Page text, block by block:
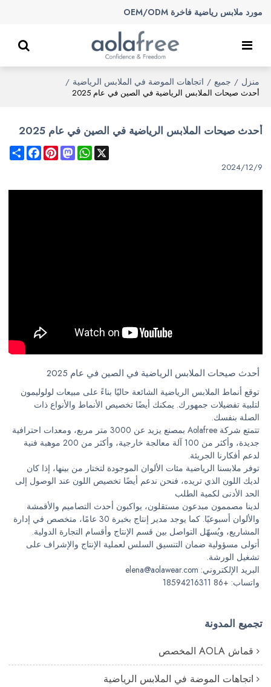
مورد ملابس رياضية فاخرة OEM/ODM
منزل / جميع / اتجاهات الموضة في الملابس الرياضية /
أحدث صيحات الملابس الرياضية في الصين في عام 2025
أحدث صيحات الملابس الرياضية في الصين في عام 2025
Share
FacebookPinterestMastodon
WhatsApp
X
2024/12/9
أحدث صيحات الملابس الرياضية في الصين في عام 2025
توقع أنماط الملابس الرياضية الشائعة حاليًا بناءً على مبيعات لولوليمون
لتلبية تفضيلات جمهورك. يمكنك أيضًا تخصيص الأنماط والأنواع ذات
الصلة بنفسك.
تتمتع شركة Aolafree بمصنع يزيد عن 3000 متر مربع، ومعدات احترافية
جديدة، وأكثر من 100 آلة معالجة خارجية، وأكثر من 200 موهبة فنية
لدعم أفكارنا الجريئة.
توفر ملابسنا الرياضية مئات الألوان الموجودة لتختار من بينها، إذا كان
لديك اللون الذي تريده، فنحن ندعم أيضًا تخصيص اللون عند الوصول إلى
الحد الأدنى لكمية الطلب
لدينا مصممون مبدعون مستقلون، يواكبون أحدث التصاميم والأقمشة
والألوان أسبوعيًا. كما يوجد مدير إنتاج بخبرة 30 عامًا، متخصص في إدارة
المشاريع، ويُسهّل التواصل بين قسم الإنتاج وأقسام التجارة الدولية.
أتولى مسؤولية ضمان التنسيق السلس لعملية الإنتاج والإشراف على
تشغيل الورشة.
البريد الإلكتروني: elena@aolawear.com
واتساب: +86 18594216311
تجميع المدونة
قماش AOLA المخصص
اتجاهات الموضة في الملابس الرياضية